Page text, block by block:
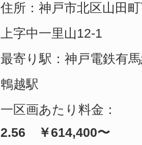
住所：神戸市北区山田
上字中一里山12-1
最寄り駅：神戸電鉄有
鵯越駅
一区画あたり料金：
2.56 ￥614,400〜